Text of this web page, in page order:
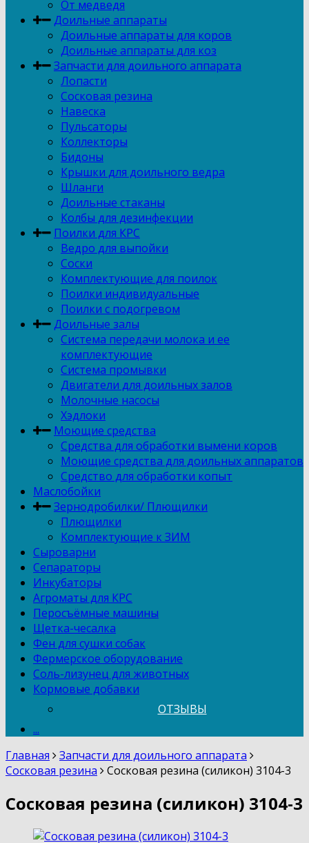
От медведя
Доильные аппараты
Доильные аппараты для коров
Доильные аппараты для коз
Запчасти для доильного аппарата
Лопасти
Сосковая резина
Навеска
Пульсаторы
Коллекторы
Бидоны
Крышки для доильного ведра
Шланги
Доильные стаканы
Колбы для дезинфекции
Поилки для КРС
Ведро для выпойки
Соски
Комплектующие для поилок
Поилки индивидуальные
Поилки с подогревом
Доильные залы
Система передачи молока и ее
комплектующие
Система промывки
Двигатели для доильных залов
Молочные насосы
Хэдлоки
Моющие средства
Средства для обработки вымени коров
Моющие средства для доильных аппаратов
Средство для обработки копыт
Маслобойки
Зернодробилки/ Плющилки
Плющилки
Комплектующие к ЗИМ
Сыроварни
Сепараторы
Инкубаторы
Агроматы для КРС
Перосъёмные машины
Щетка-чесалка
Фен для сушки собак
Фермерское оборудование
Соль-лизунец для животных
Кормовые добавки
ОТЗЫВЫ
...
Главная
Запчасти для доильного аппарата
Сосковая резина
Сосковая резина (силикон) 3104-3
Сосковая резина (силикон) 3104-3